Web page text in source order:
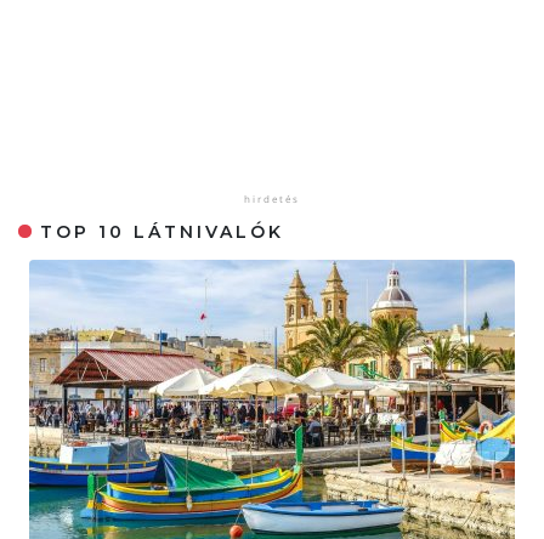
TOP 10 LÁTNIVALÓK